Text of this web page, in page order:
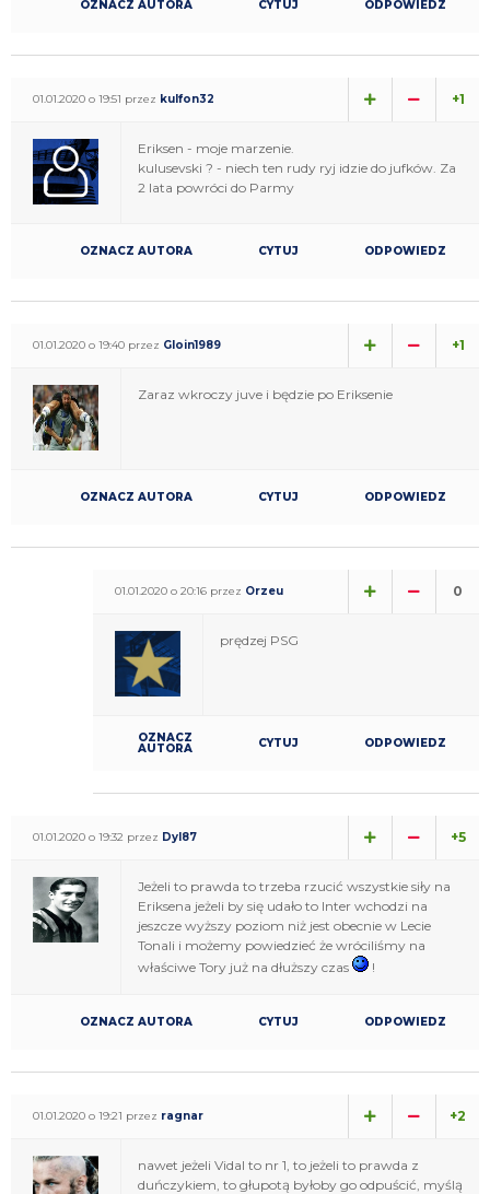
OZNACZ AUTORA CYTUJ ODPOWIEDZ
01.01.2020 o 19:51 przez kulfon32 +1
Eriksen - moje marzenie.
kulusevski ? - niech ten rudy ryj idzie do jufków. Za
2 lata powróci do Parmy
OZNACZ AUTORA CYTUJ ODPOWIEDZ
01.01.2020 o 19:40 przez Gloin1989 +1
Zaraz wkroczy juve i będzie po Eriksenie
OZNACZ AUTORA CYTUJ ODPOWIEDZ
01.01.2020 o 20:16 przez Orzeu 0
prędzej PSG
OZNACZ
AUTORA CYTUJ ODPOWIEDZ
01.01.2020 o 19:32 przez Dyl87 +5
Jeżeli to prawda to trzeba rzucić wszystkie siły na
Eriksena jeżeli by się udało to Inter wchodzi na
jeszcze wyższy poziom niż jest obecnie w Lecie
Tonali i możemy powiedzieć że wróciliśmy na
właściwe Tory już na dłuższy czas
!
OZNACZ AUTORA CYTUJ ODPOWIEDZ
01.01.2020 o 19:21 przez ragnar +2
nawet jeżeli Vidal to nr 1, to jeżeli to prawda z
duńczykiem, to głupotą byłoby go odpuścić, myślą